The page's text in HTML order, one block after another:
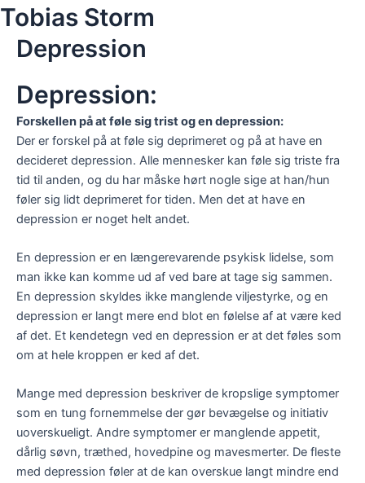
Skip
to
content
Tobias Storm
Depression
Depression:
Forskellen på at føle sig trist og en depression:
Der er forskel på at føle sig deprimeret og på at have en
decideret depression. Alle mennesker kan føle sig triste fra
tid til anden, og du har måske hørt nogle sige at han/hun
føler sig lidt deprimeret for tiden. Men det at have en
depression er noget helt andet.
En depression er en længerevarende psykisk lidelse, som
man ikke kan komme ud af ved bare at tage sig sammen.
En depression skyldes ikke manglende viljestyrke, og en
depression er langt mere end blot en følelse af at være ked
af det. Et kendetegn ved en depression er at det føles som
om at hele kroppen er ked af det.
Mange med depression beskriver de kropslige symptomer
som en tung fornemmelse der gør bevægelse og initiativ
uoverskueligt. Andre symptomer er manglende appetit,
dårlig søvn, træthed, hovedpine og mavesmerter. De fleste
med depression føler at de kan overskue langt mindre end